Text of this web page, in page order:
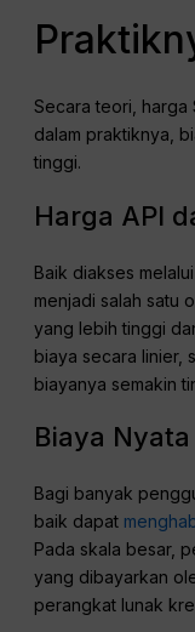
Secara teori, harga
dalam praktiknya,
tinggi.
Harga API
Baik diakses
menjadi salah satu
yang lebih tinggi
biaya secara linier,
biayanya semakin
Biaya
Bagi banyak
baik dapat
Pada skala besar,
yang dibayarkan
perangkat lunak